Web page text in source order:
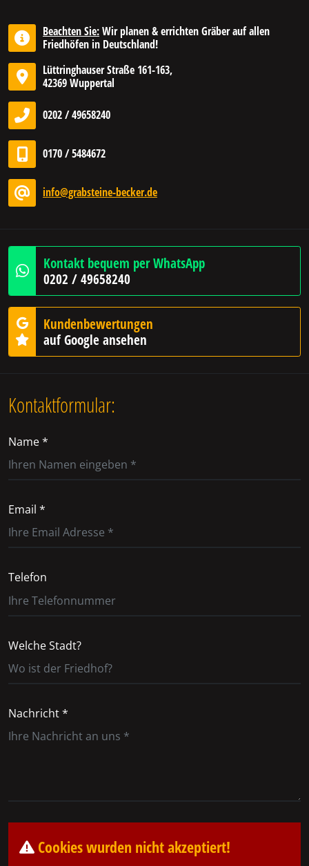
Beachten Sie:Wir planen & errichten Gräber auf allen
Friedhöfen in Deutschland!
Lüttringhauser Straße 161-163,
42369 Wuppertal
0202 / 49658240
0170 / 5484672
info@grabsteine-becker.de
Kontakt bequem per WhatsApp
0202 / 49658240
Kundenbewertungen
auf Google ansehen
Kontaktformular:
Name *
Email *
Telefon
Welche Stadt?
Nachricht *
Cookies wurden nicht akzeptiert!